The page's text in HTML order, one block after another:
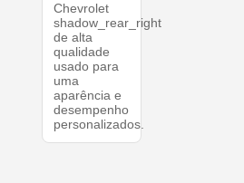
Chevrolet
shadow_rear_right
de alta
qualidade
usado para
uma
aparência e
desempenho
personalizados.